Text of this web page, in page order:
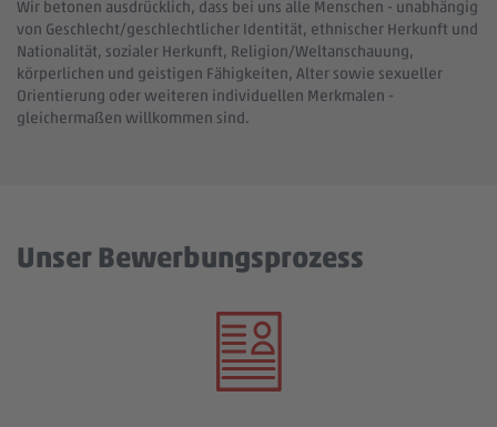
Wir betonen ausdrücklich, dass bei uns alle Menschen - unabhängig
von Geschlecht/geschlechtlicher Identität, ethnischer Herkunft und
Nationalität, sozialer Herkunft, Religion/Weltanschauung,
körperlichen und geistigen Fähigkeiten, Alter sowie sexueller
Orientierung oder weiteren individuellen Merkmalen -
gleichermaßen willkommen sind.
Unser Bewerbungsprozess